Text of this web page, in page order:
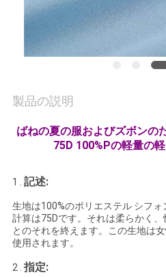
な
さ
ニ
ュ
ー
製品の説明
ばねの夏の服およびズボンの
75D 100%Pの軽量の
1 . 記述:
生地は100%のポリエステル シフ
計算は75Dです。それは柔らかく
とのそれを終えます。この生地は
使用されます。
2 . 指定: